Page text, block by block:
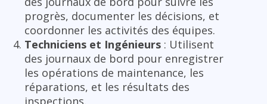
progrès, documenter les décisions, et
coordonner les activités des équipes.
Techniciens et Ingénieurs : Utilisent
des journaux de bord pour enregistrer
les opérations de maintenance, les
réparations, et les résultats des
inspections.